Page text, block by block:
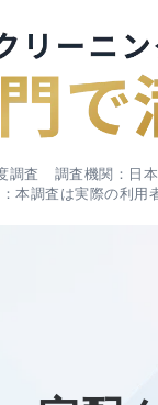
調査 調査機関：
調査は実際の利用